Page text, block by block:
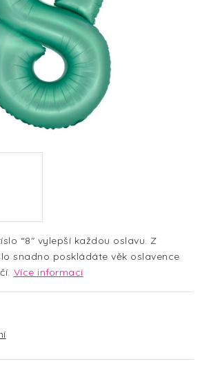
“8" vylepší každou oslavu. Z
snadno poskládáte věk oslavence
Více informací